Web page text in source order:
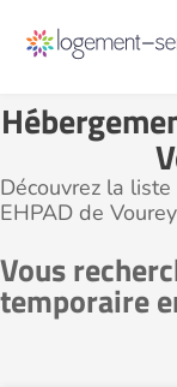
Découvrez la
EHPAD de
Vous
temporaire